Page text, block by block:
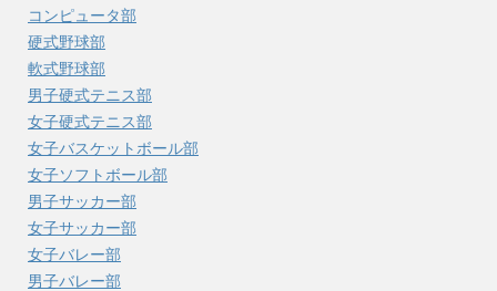
コンピュータ部
硬式野球部
軟式野球部
男子硬式テニス部
女子硬式テニス部
女子バスケットボール部
女子ソフトボール部
男子サッカー部
女子サッカー部
女子バレー部
男子バレー部